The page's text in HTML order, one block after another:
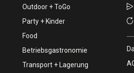
Outdoor + ToGo
Party + Kinder
Food
Betriebsgastronomie
Transport + Lagerung